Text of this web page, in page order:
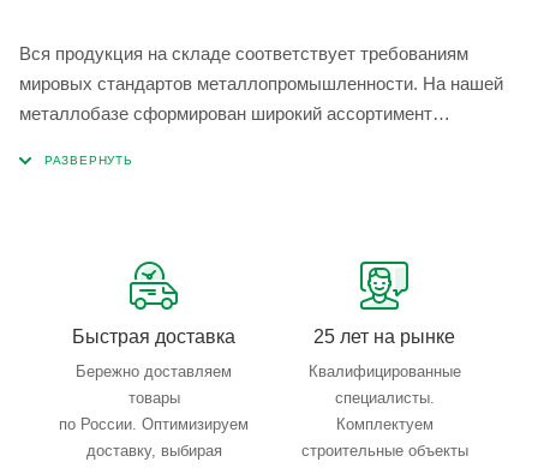
Вся продукция на складе соответствует требованиям
мировых стандартов металлопромышленности. На нашей
металлобазе сформирован широкий ассортимент
Быстрая доставка
Бережно доставляем
товары
по России. Оптимизируем
доставку, выбирая
25 лет на рынке
Квалифицированные
специалисты.
Комплектуем
строительные объекты